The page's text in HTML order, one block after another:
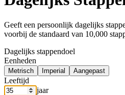
Geeft een persoonlijk dagelijks
voorbij de standaard van 10,000
Dagelijks stappendoel
Eenheden
Metrisch Imperial Aangepast
Leeftijd
jaar